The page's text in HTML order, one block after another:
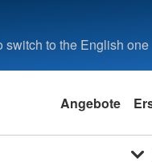
switch to the English one
Angebote